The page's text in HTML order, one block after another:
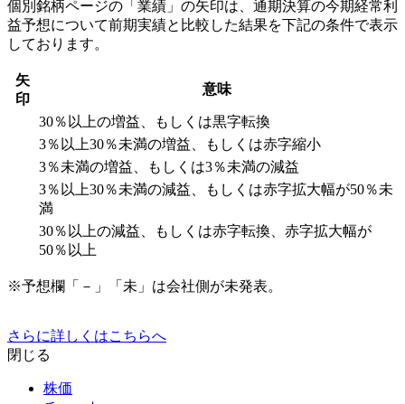
個別銘柄ページの「業績」の矢印は、通期決算の今期経常利
益予想について前期実績と比較した結果を下記の条件で表示
しております。
矢
印
意味
30％以上の増益、もしくは黒字転換
3％以上30％未満の増益、もしくは赤字縮小
3％未満の増益、もしくは3％未満の減益
3％以上30％未満の減益、もしくは赤字拡大幅が50％未
満
30％以上の減益、もしくは赤字転換、赤字拡大幅が
50％以上
※予想欄「－」「未」は会社側が未発表。
さらに詳しくはこちらへ
閉じる
株価